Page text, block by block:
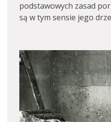
podstawowych zasad
są w tym sensie jego